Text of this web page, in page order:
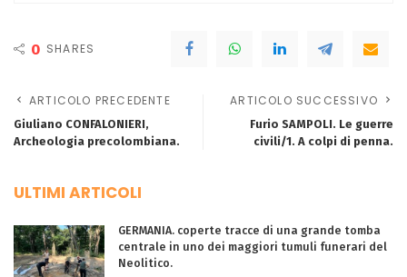
0 SHARES
ARTICOLO PRECEDENTE
Giuliano CONFALONIERI,
Archeologia precolombiana.
ARTICOLO SUCCESSIVO
Furio SAMPOLI. Le guerre
civili/1. A colpi di penna.
ULTIMI ARTICOLI
GERMANIA. coperte tracce di una grande tomba
centrale in uno dei maggiori tumuli funerari del
Neolitico.